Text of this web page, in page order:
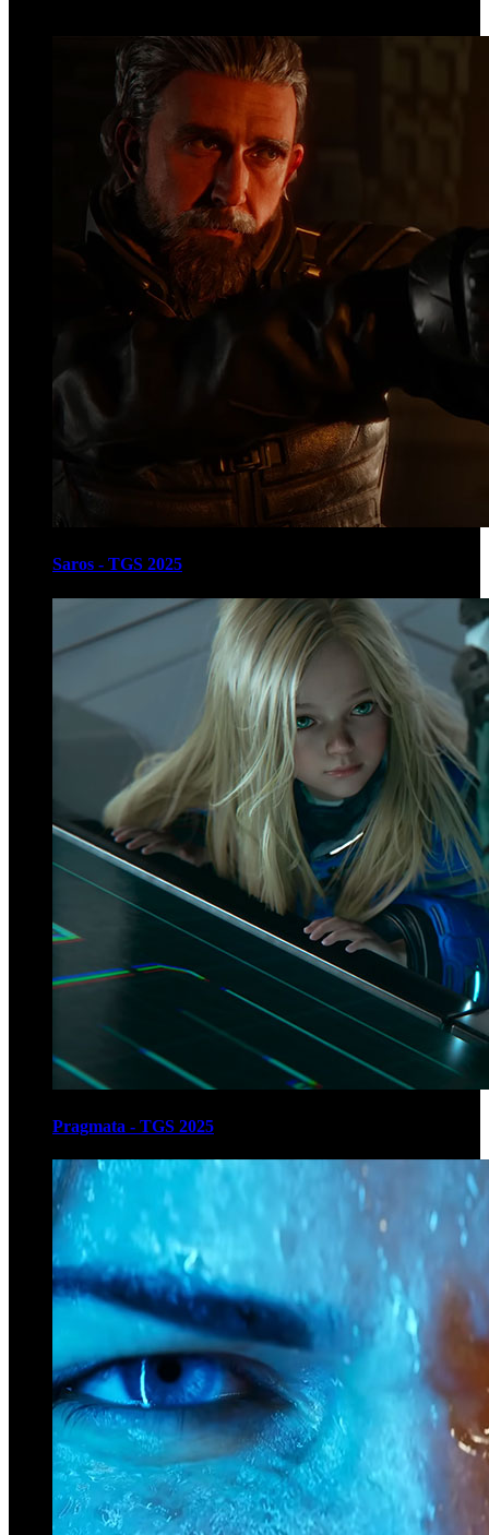
Saros - TGS 2025
Pragmata - TGS 2025